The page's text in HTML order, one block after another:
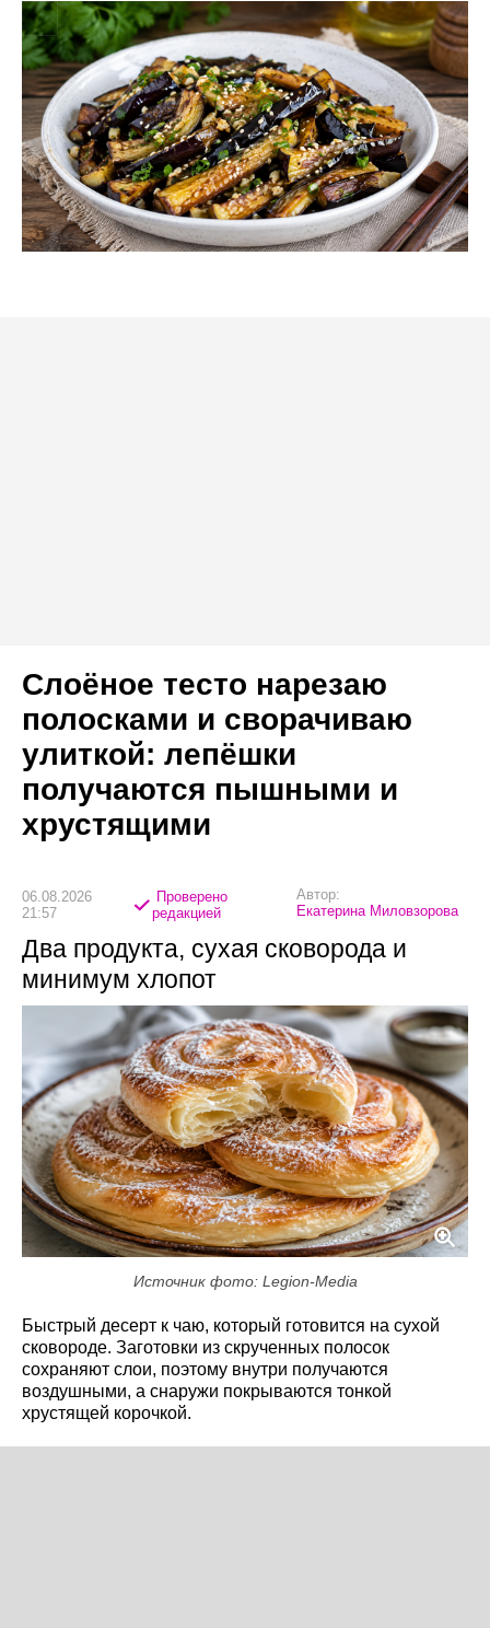
Слоёное тесто нарезаю
полосками и сворачиваю
улиткой: лепёшки
получаются пышными и
хрустящими
06.08.2026
21:57
Проверено
редакцией
Автор:
Екатерина Миловзорова
Два продукта, сухая сковорода и
минимум хлопот
Источник фото: Legion-Media
Быстрый десерт к чаю, который готовится на сухой
сковороде. Заготовки из скрученных полосок
сохраняют слои, поэтому внутри получаются
воздушными, а снаружи покрываются тонкой
хрустящей корочкой.